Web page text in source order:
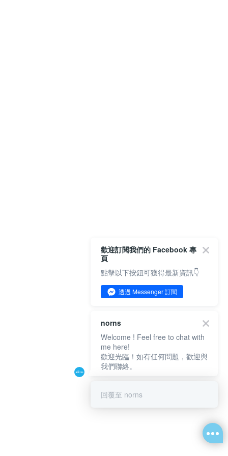
歡迎訂閱我們的 Facebook 專
頁
點擊以下按鈕可獲得最新資訊👇
透過 Messenger 訂閱
norns
Welcome ! Feel free to chat with
me here!
歡迎光臨！如有任何問題，歡迎與
我們聯絡。
回覆至 norns